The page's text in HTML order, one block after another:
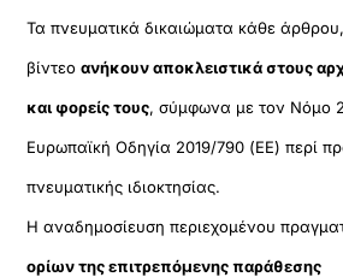
Τα πνευματικά δικαιώματα κάθε
βίντεοανήκουν αποκλειστικά στους
και φορείς τους, σύμφωνα με τον Νόμο
Ευρωπαϊκή Οδηγία 2019/790 (ΕΕ) περί
πνευματικής ιδιοκτησίας.
Η αναδημοσίευση περιεχομένου
ορίων της επιτρεπόμενης παράθεσης